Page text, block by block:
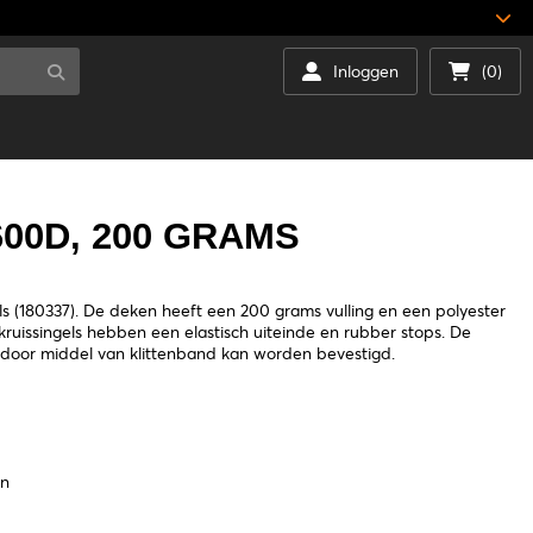
Inloggen (0)
200 GRAMS
De deken heeft een 200 grams vulling en een polyester
hebben een elastisch uiteinde en rubber stops. De
middel van klittenband kan worden bevestigd.